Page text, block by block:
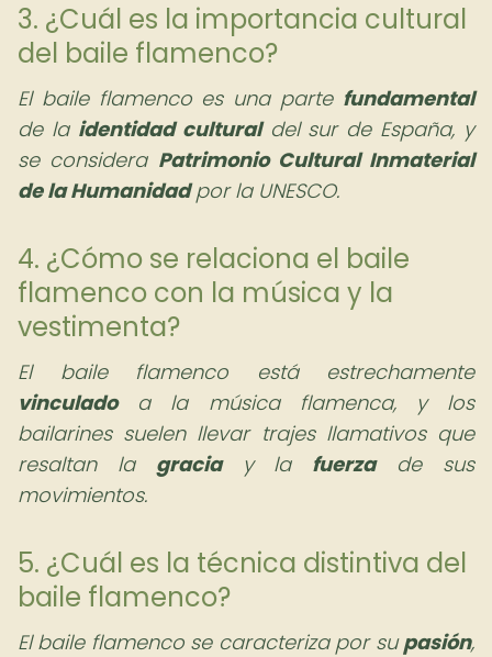
3. ¿Cuál es la importancia cultural
del baile flamenco?
El baile flamenco es una parte fundamental
de la identidad culturaldel sur de España, y
se considera Patrimonio Cultural Inmaterial
de la Humanidadpor la UNESCO.
4. ¿Cómo se relaciona el baile
flamenco con la música y la
vestimenta?
El baile flamenco está estrechamente
vinculadoa la música flamenca, y los
bailarines suelen llevar trajes llamativos que
resaltan la graciay la fuerzade sus
movimientos.
5. ¿Cuál es la técnica distintiva del
baile flamenco?
El baile flamenco se caracteriza por supasión,